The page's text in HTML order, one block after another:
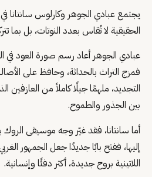
يجتمع عبادي الجوهر وكارلوس سانتانا
الحقيقية لا تُقاس بعدد النوتات، بل بما
عبادي الجوهر أعاد رسم صورة العود في
فمزج التراث بالحداثة، وحافظ على
التجديد، ملهمًا جيلًا كاملاً من العازفين
بين الجذور والطموح.
أما سانتانا، فقد غيّر وجه موسيقى الروك
إليها، ففتح بابًا جديدًا جعل الجمهور
اللاتينية بروح جديدة، أكثر دفئًا وإنسانية.